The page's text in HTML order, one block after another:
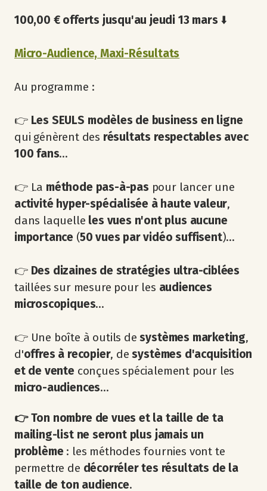
100,00 € offerts jusqu'au jeudi 13 mars ⬇️
Micro-Audience, Maxi-Résultats
Au programme :
👉 Les SEULS modèles de business en ligne
qui génèrent des résultats respectables avec
100 fans...
👉 La méthode pas-à-pas pour lancer une
activité hyper-spécialisée à haute valeur,
dans laquelle les vues n'ont plus aucune
importance (50 vues par vidéo suffisent)...
👉 Des dizaines de stratégies ultra-ciblées
taillées sur mesure pour les audiences
microscopiques...
👉 Une boîte à outils desystèmes marketing,
d'offres à recopier, desystèmes d'acquisition
et de vente conçues spécialement pour les
micro-audiences...
👉 Ton nombre de vues et la taille de ta
mailing-list ne seront plus jamais un
problème : les méthodes fournies vont te
permettre de décorréler tes résultats de la
taille de ton audience.